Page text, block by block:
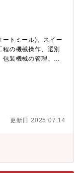
トミール)、スイー
の機械操作、選別
装機械の管理、製
締め、レトルト機
清掃等がありま
。未経験の方でも
・安心を第一に
更新日 2025.07.14